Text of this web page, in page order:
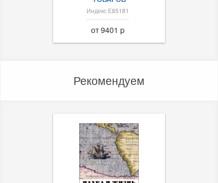
Индекс Е85181
от 9401 p
Рекомендуем